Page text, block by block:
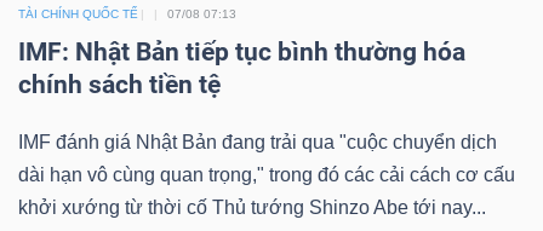
TÀI CHÍNH QUỐC TẾ 07/08 07:13
IMF: Nhật Bản tiếp tục bình thường hóa
chính sách tiền tệ
IMF đánh giá Nhật Bản đang trải qua "cuộc chuyển dịch
dài hạn vô cùng quan trọng," trong đó các cải cách cơ cấu
khởi xướng từ thời cố Thủ tướng Shinzo Abe tới nay...